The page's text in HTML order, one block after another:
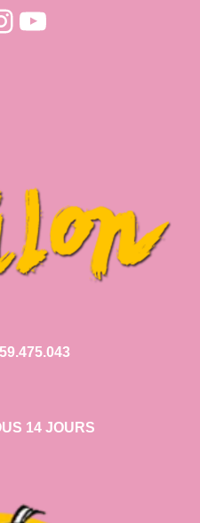
YouTube
14 JOURS